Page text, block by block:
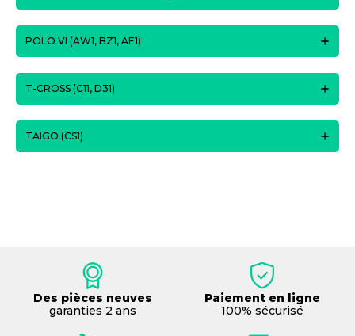
POLO VI (AW1, BZ1, AE1)
T-CROSS (C11, D31)
TAIGO (CS1)
Des pièces neuves
garanties 2 ans
Paiement en ligne
100% sécurisé